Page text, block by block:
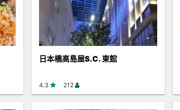
日本橋高島屋S.C. 東館
4.3 212